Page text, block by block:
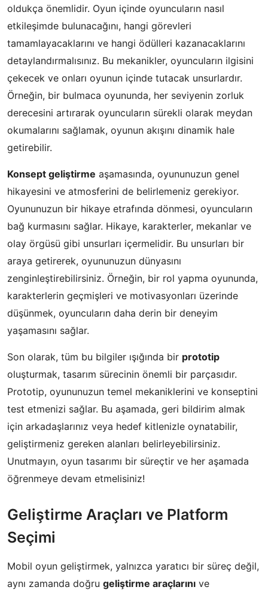
oldukça önemlidir. Oyun içinde oyuncuların nasıl
etkileşimde bulunacağını, hangi görevleri
tamamlayacaklarını ve hangi ödülleri kazanacaklarını
detaylandırmalısınız. Bu mekanikler, oyuncuların ilgisini
çekecek ve onları oyunun içinde tutacak unsurlardır.
Örneğin, bir bulmaca oyununda, her seviyenin zorluk
derecesini artırarak oyuncuların sürekli olarak meydan
okumalarını sağlamak, oyunun akışını dinamik hale
getirebilir.
Konsept geliştirme aşamasında, oyununuzun genel
hikayesini ve atmosferini de belirlemeniz gerekiyor.
Oyununuzun bir hikaye etrafında dönmesi, oyuncuların
bağ kurmasını sağlar. Hikaye, karakterler, mekanlar ve
olay örgüsü gibi unsurları içermelidir. Bu unsurları bir
araya getirerek, oyununuzun dünyasını
zenginleştirebilirsiniz. Örneğin, bir rol yapma oyununda,
karakterlerin geçmişleri ve motivasyonları üzerinde
düşünmek, oyuncuların daha derin bir deneyim
yaşamasını sağlar.
Son olarak, tüm bu bilgiler ışığında bir prototip
oluşturmak, tasarım sürecinin önemli bir parçasıdır.
Prototip, oyununuzun temel mekaniklerini ve konseptini
test etmenizi sağlar. Bu aşamada, geri bildirim almak
için arkadaşlarınız veya hedef kitlenizle oynatabilir,
geliştirmeniz gereken alanları belirleyebilirsiniz.
Unutmayın, oyun tasarımı bir süreçtir ve her aşamada
öğrenmeye devam etmelisiniz!
Geliştirme Araçları ve Platform
Seçimi
Mobil oyun geliştirmek, yalnızca yaratıcı bir süreç değil,
aynı zamanda doğru geliştirme araçlarını ve